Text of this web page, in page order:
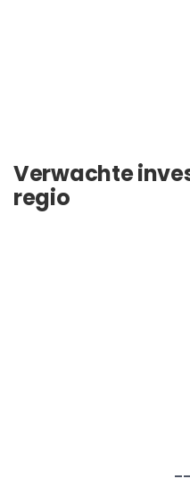
Verwachte
regio